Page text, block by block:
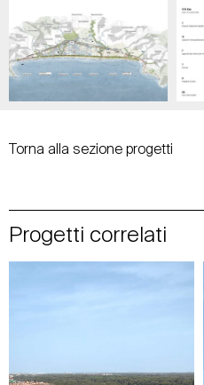
Torna alla sezione progetti
Progetti correlati